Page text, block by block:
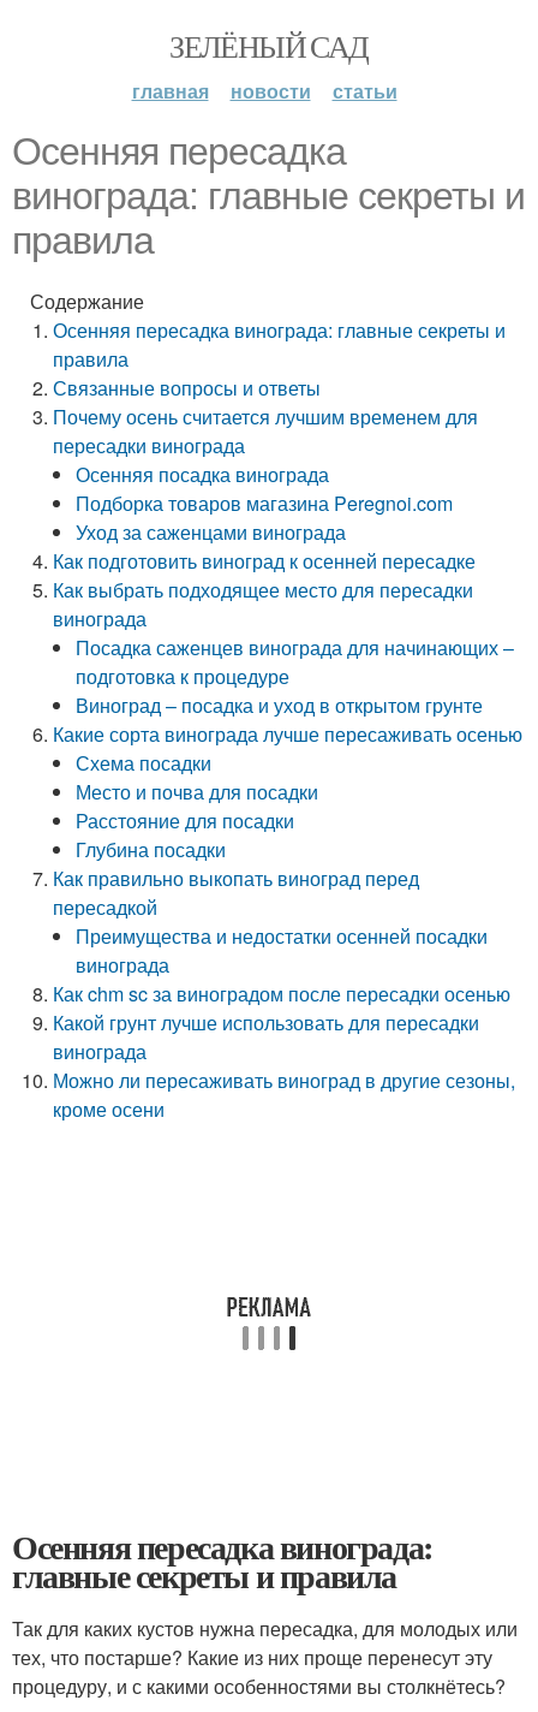
ЗЕЛЁНЫЙ САД
главная новости статьи
Осенняя пересадка
винограда: главные секреты и
правила
Содержание
Осенняя пересадка винограда: главные секреты и
правила
Связанные вопросы и ответы
Почему осень считается лучшим временем для
пересадки винограда
Осенняя посадка винограда
Подборка товаров магазина Peregnoi.com
Уход за саженцами винограда
Как подготовить виноград к осенней пересадке
Как выбрать подходящее место для пересадки
винограда
Посадка саженцев винограда для начинающих –
подготовка к процедуре
Виноград – посадка и уход в открытом грунте
Какие сорта винограда лучше пересаживать осенью
Схема посадки
Место и почва для посадки
Расстояние для посадки
Глубина посадки
Как правильно выкопать виноград перед
пересадкой
Преимущества и недостатки осенней посадки
винограда
Как chm sc за виноградом после пересадки осенью
Какой грунт лучше использовать для пересадки
винограда
Можно ли пересаживать виноград в другие сезоны,
кроме осени
Осенняя пересадка винограда:
главные секреты и правила
Так для каких кустов нужна пересадка, для молодых или
тех, что постарше? Какие из них проще перенесут эту
процедуру, и с какими особенностями вы столкнётесь?